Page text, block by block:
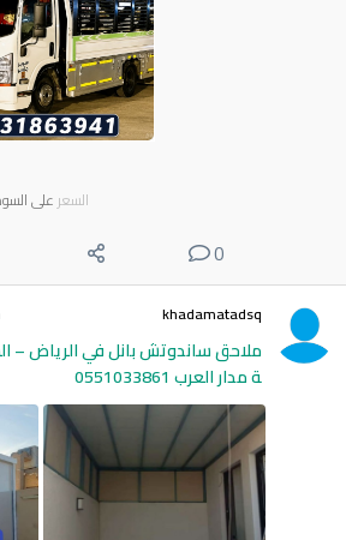
السعر على
0
khadamatadsq
ملاحق ساندوتش بانل في الرياض –
ة مدار العرب 0551033861